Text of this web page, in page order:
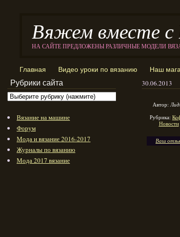
Вяжем вместе с
НА САЙТЕ ПРЕДЛОЖЕНЫ РАЗЛИЧНЫЕ МОДЕЛИ
Главная Видео уроки по вязанию Наш
30.06.2013
Автор:
Рубрика:
Новости
Ваш
Рубрики сайта
Вязание на машине
Форум
Мода и вязание 2016-2017
Журналы по вязанию
Мода 2017 вязание